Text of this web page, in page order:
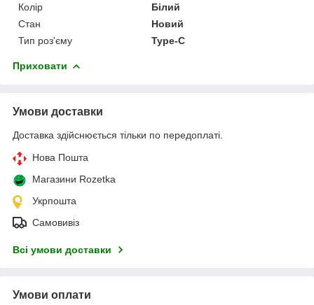
Колір
Білий
Стан
Новий
Тип роз'єму
Type-C
Приховати
Умови доставки
Доставка здійснюється тільки по передоплаті.
Нова Пошта
Магазини Rozetka
Укрпошта
Самовивіз
Всі умови доставки
Умови оплати